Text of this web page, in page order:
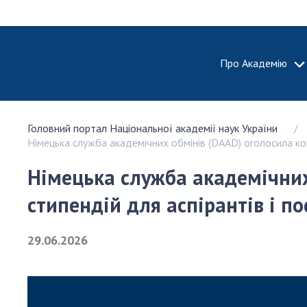
Про Академію
Про
Історія
100-
Головний портал Національної академії наук України
Німецька служба академічних обмінів (DAAD) оголосила
Німецька служба
стипендій для аспірантів і
29.06.2026